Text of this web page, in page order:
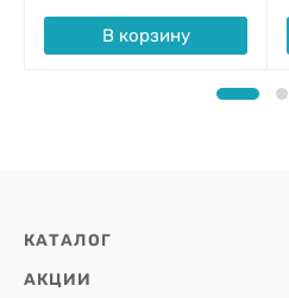
В корзину
КАТАЛОГ
АКЦИИ